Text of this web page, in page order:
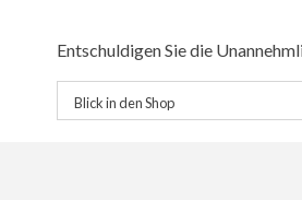
Entschuldigen Sie die